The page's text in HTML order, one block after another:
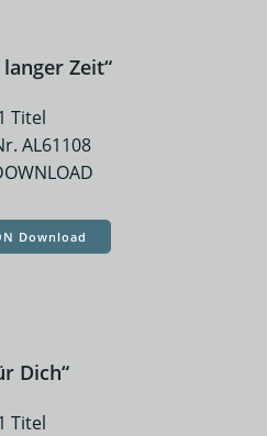
Zeit“
Titel
AL61108
Download
Dich“
Titel